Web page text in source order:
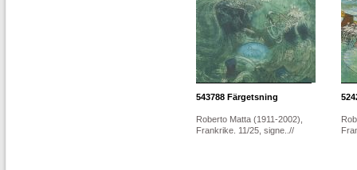
543788 Färgetsning
Roberto Matta (1911-2002),
Frankrike. 11/25, signe..//